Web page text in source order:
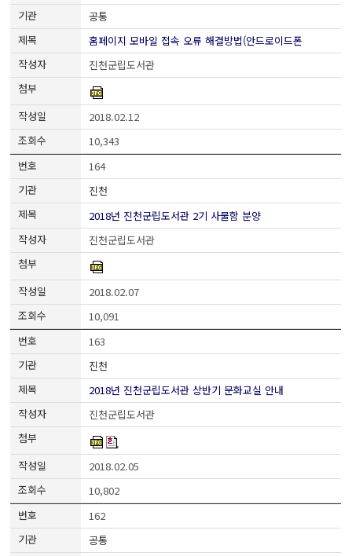
공통
홈페이지 모바일 접속 오류 해결방법(안드로이드폰
진천군립도서관
2018.02.12
10,343
164
진천
2018년 진천군립도서관 2기 사물함 분양
진천군립도서관
2018.02.07
10,091
163
진천
2018년 진천군립도서관 상반기 문화교실 안내
진천군립도서관
2018.02.05
10,802
162
공통